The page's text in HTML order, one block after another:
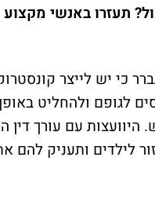
תעזרו באנשי מקצוע
כי יש לייצר
לגופם ולהחליט
היוועצות עם עורך
לילדים ותעניק להם